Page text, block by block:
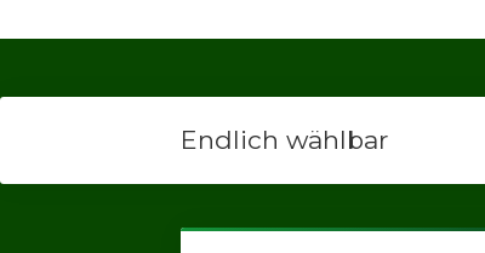
Endlich wählbar